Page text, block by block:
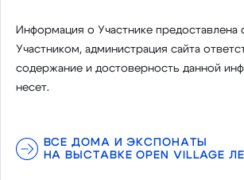
Информация о Участнике предоставлена
Участником, администрация сайта
содержание и достоверность данной
несет.
ВСЕ ДОМА И ЭКСПОНАТЫ
НА ВЫСТАВКЕ OPEN VILLAGE